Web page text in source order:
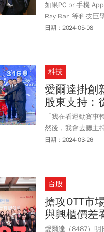
如果PC or 手機
Ray-Ban 等科技巨
「智慧」就要越靠
日期：2024-05-08
科技
愛爾達掛創
股東支持：
「我在看運動賽
然後，我會去聽主
君在投入體育賽事
日期：2024-03-26
台股
搶攻OTT市
與興櫃價差
愛爾達（8487）明